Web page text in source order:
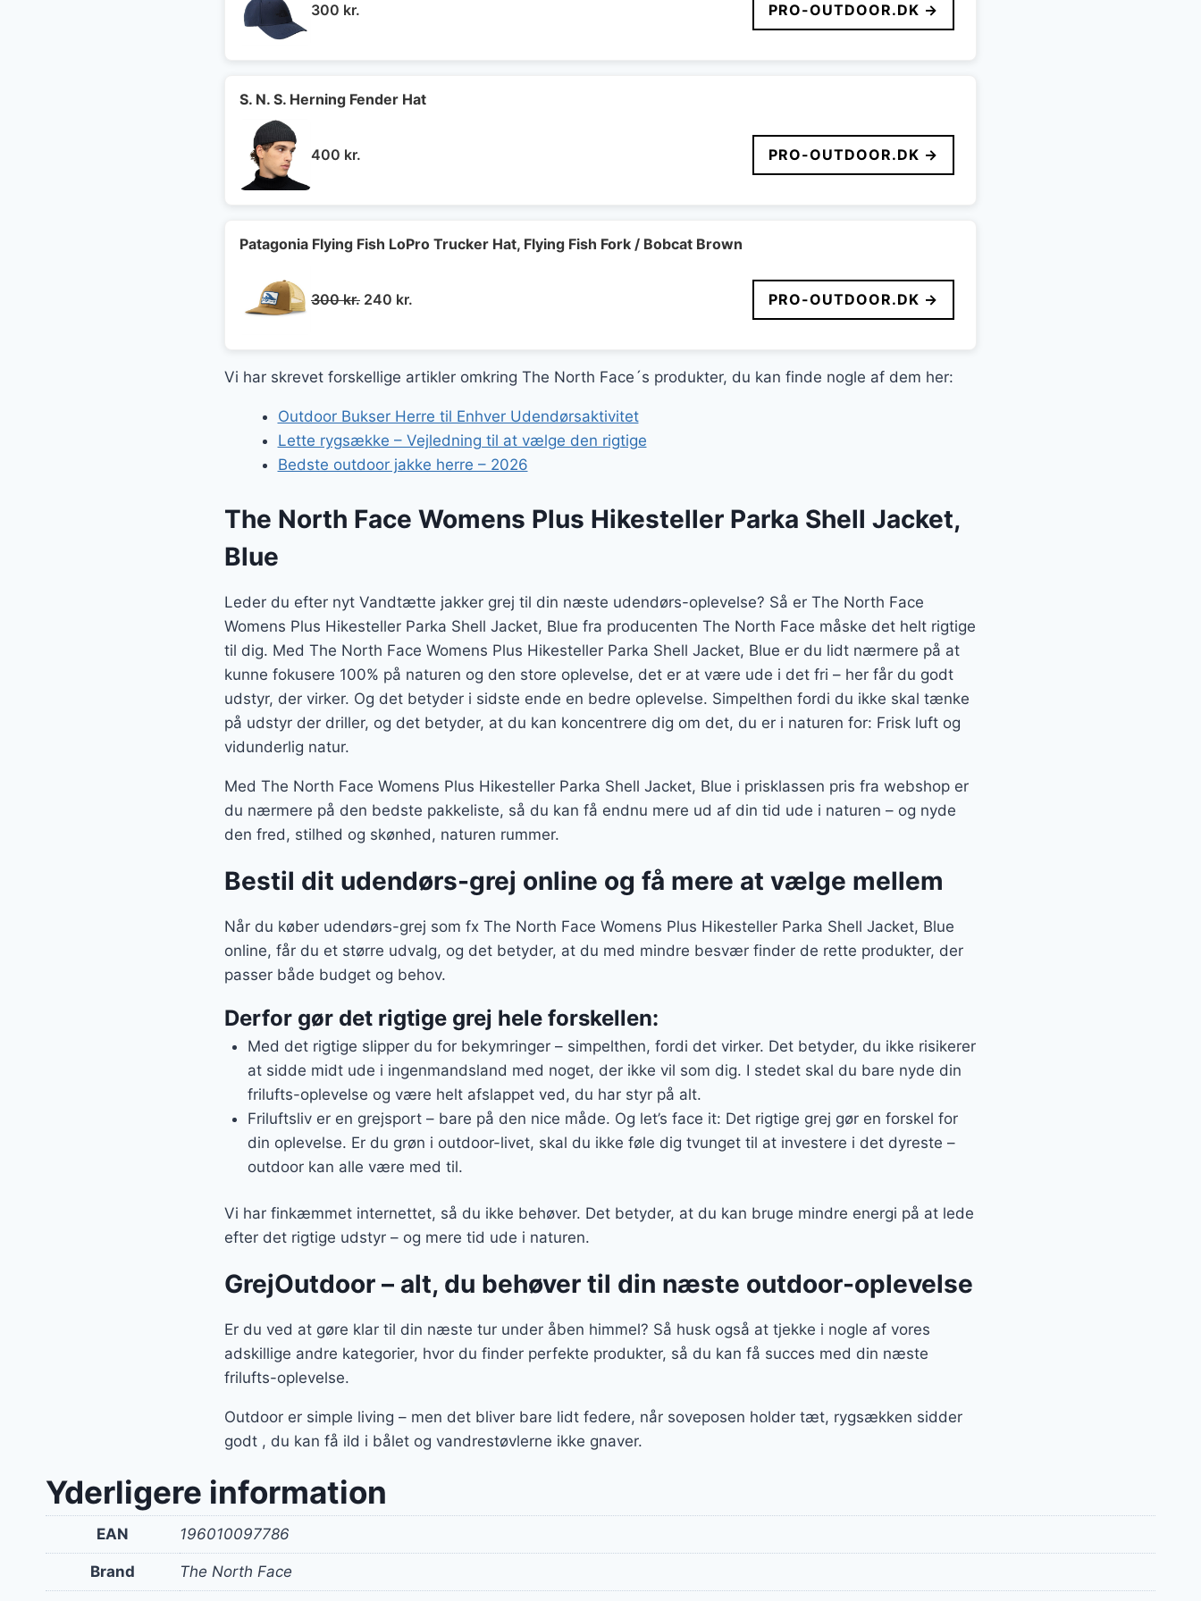
300 kr. PRO-OUTDOOR.DK →
S. N. S. Herning Fender Hat
400 kr. PRO-OUTDOOR.DK →
Patagonia Flying Fish LoPro Trucker Hat, Flying Fish Fork / Bobcat Brown
300kr. Den
300 kr..
240 kr.
240 kr..
PRO-OUTDOOR.DK →
Vi har skrevet forskellige artikler omkring The North Face´s produkter, du kan finde nogle af dem her:
Outdoor Bukser Herre til Enhver Udendørsaktivitet
Lette rygsække – Vejledning til at vælge den rigtige
Bedste outdoor jakke herre – 2026
The North Face Womens Plus Hikesteller Parka Shell Jacket,
Blue
Leder du efter nyt Vandtætte jakker grej til din næste udendørs-oplevelse? Så er The North Face
Womens Plus Hikesteller Parka Shell Jacket, Blue fra producenten The North Face måske det helt rigtige
til dig. Med The North Face Womens Plus Hikesteller Parka Shell Jacket, Blue er du lidt nærmere på at
kunne fokusere 100% på naturen og den store oplevelse, det er at være ude i det fri – her får du godt
udstyr, der virker. Og det betyder i sidste ende en bedre oplevelse. Simpelthen fordi du ikke skal tænke
på udstyr der driller, og det betyder, at du kan koncentrere dig om det, du er i naturen for: Frisk luft og
vidunderlig natur.
Med The North Face Womens Plus Hikesteller Parka Shell Jacket, Blue i prisklassen pris fra webshop er
du nærmere på den bedste pakkeliste, så du kan få endnu mere ud af din tid ude i naturen – og nyde
den fred, stilhed og skønhed, naturen rummer.
Bestil dit udendørs-grej online og få mere at vælge mellem
Når du køber udendørs-grej som fx The North Face Womens Plus Hikesteller Parka Shell Jacket, Blue
online, får du et større udvalg, og det betyder, at du med mindre besvær finder de rette produkter, der
passer både budget og behov.
Derfor gør det rigtige grej hele forskellen:
Med det rigtige slipper du for bekymringer – simpelthen, fordi det virker. Det betyder, du ikke risikerer
at sidde midt ude i ingenmandsland med noget, der ikke vil som dig. I stedet skal du bare nyde din
frilufts-oplevelse og være helt afslappet ved, du har styr på alt.
Friluftsliv er en grejsport – bare på den nice måde. Og let’s face it: Det rigtige grej gør en forskel for
din oplevelse. Er du grøn i outdoor-livet, skal du ikke føle dig tvunget til at investere i det dyreste –
outdoor kan alle være med til.
Vi har finkæmmet internettet, så du ikke behøver. Det betyder, at du kan bruge mindre energi på at lede
efter det rigtige udstyr – og mere tid ude i naturen.
GrejOutdoor – alt, du behøver til din næste outdoor-oplevelse
Er du ved at gøre klar til din næste tur under åben himmel? Så husk også at tjekke i nogle af vores
adskillige andre kategorier, hvor du finder perfekte produkter, så du kan få succes med din næste
frilufts-oplevelse.
Outdoor er simple living – men det bliver bare lidt federe, når soveposen holder tæt, rygsækken sidder
godt , du kan få ild i bålet og vandrestøvlerne ikke gnaver.
Yderligere information
EAN 196010097786
Brand The North Face